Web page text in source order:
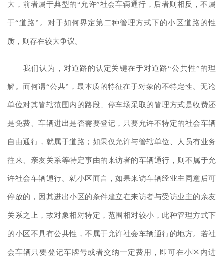
大，前者属于典型的“允许”社会车辆通行，后者则相反，不属
于“道路”。对于如何界定第二种管理方式下的小区道路的性
质，则存在较大争议。
我们认为，对道路的认定关键在于对道路“公共性”的理
解。而何谓“公共”，最本质的特征在于对象的不特定性。无论
单位对其管辖范围内的路段、停车场采取的管理方式是收费还
是免费、车辆进出是否需要登记，只要允许不特定的社会车辆
自由通行，就属于道路；如果仅允许与管辖单位、人员有业务
往来、亲友关系等特定事由的来访者的车辆通行，则不属于允
许社会车辆通行。就小区而言，如果来访车辆经业主同意后可
停放的，因其进出小区的条件建立在来访者与受访业主的亲友
关系之上，故对象相对特定，范围相对较小，此种管理方式下
的小区不具有公共性，不属于允许社会车辆通行的地方。若社
会车辆只要登记车牌号或者交纳一定费用，即可在小区内进